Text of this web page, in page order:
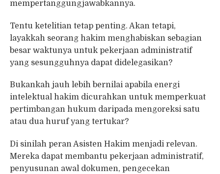
mempertanggungjawabkannya.
Tentu ketelitian tetap penting. Akan tetapi,
layakkah seorang hakim menghabiskan sebagian
besar waktunya untuk pekerjaan administratif
yang sesungguhnya dapat didelegasikan?
Bukankah jauh lebih bernilai apabila energi
intelektual hakim dicurahkan untuk memperkuat
pertimbangan hukum daripada mengoreksi satu
atau dua huruf yang tertukar?
Di sinilah peran Asisten Hakim menjadi relevan.
Mereka dapat membantu pekerjaan administratif,
penyusunan awal dokumen, pengecekan